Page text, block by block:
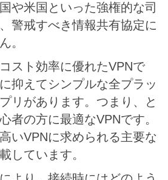
や米国といった強権的な司
警戒すべき情報共有協定に
。
スト効率に優れたVPNで
抑えてシンプルな全プラッ
リがあります。つまり、と
者の方に最適なVPNです。
いVPNに求められる主要な
しています。